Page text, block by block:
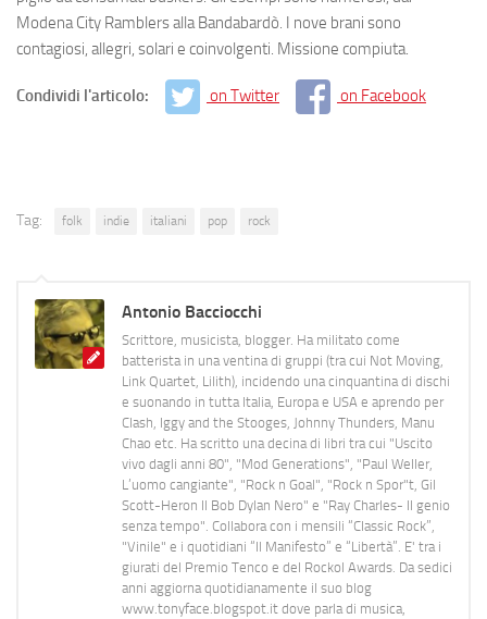
Modena City Ramblers alla Bandabardò. I nove brani sono
contagiosi, allegri, solari e coinvolgenti. Missione compiuta.
Condividi l'articolo: on Twitter on Facebook
Tag: folk indie italiani pop rock
Antonio Bacciocchi
Scrittore, musicista, blogger. Ha militato come
batterista in una ventina di gruppi (tra cui Not Moving,
Link Quartet, Lilith), incidendo una cinquantina di dischi
e suonando in tutta Italia, Europa e USA e aprendo per
Clash, Iggy and the Stooges, Johnny Thunders, Manu
Chao etc. Ha scritto una decina di libri tra cui "Uscito
vivo dagli anni 80", "Mod Generations", "Paul Weller,
L’uomo cangiante", "Rock n Goal", "Rock n Spor"t, Gil
Scott-Heron Il Bob Dylan Nero" e "Ray Charles- Il genio
senza tempo". Collabora con i mensili “Classic Rock”,
"Vinile" e i quotidiani “Il Manifesto” e “Libertà”. E' tra i
giurati del Premio Tenco e del Rockol Awards. Da sedici
anni aggiorna quotidianamente il suo blog
www.tonyface.blogspot.it dove parla di musica,